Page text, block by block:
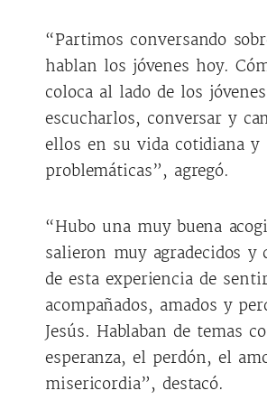
“Partimos conversando
hablan los jóvenes hoy.
coloca al lado de los
escucharlos, conversar y
ellos en su vida cotidiana y
problemáticas”, agregó.
“Hubo una muy buena
salieron muy agradecidos y
de esta experiencia de
acompañados, amados y
Jesús. Hablaban de temas
esperanza, el perdón, el
misericordia”, destacó.